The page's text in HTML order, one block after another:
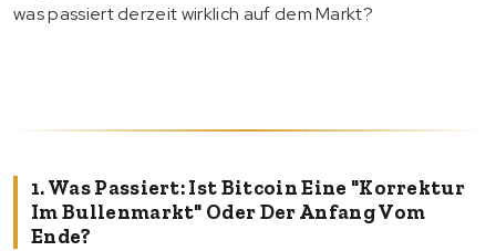
was passiert derzeit wirklich auf dem Markt?
1. Was Passiert: Ist Bitcoin Eine "Korrektur
Im Bullenmarkt" Oder Der Anfang Vom
Ende?